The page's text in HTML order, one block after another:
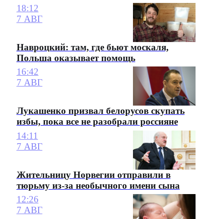
18:12
7 АВГ
Навроцкий: там, где бьют москаля,
Польша оказывает помощь
16:42
7 АВГ
Лукашенко призвал белорусов скупать
избы, пока все не разобрали россияне
14:11
7 АВГ
Жительницу Норвегии отправили в
тюрьму из-за необычного имени сына
12:26
7 АВГ